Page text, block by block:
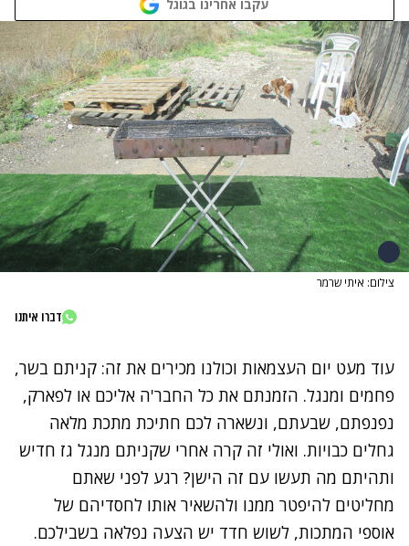
עקבו אחרינו בגוגל
צילום: איתי שרמר
דברו איתנו
עוד מעט יום העצמאות וכולנו מכירים את זה: קניתם בשר,
פחמים ומנגל. הזמנתם את כל החבר'ה אליכם או לפארק,
נפנפתם, שבעתם, ונשארה לכם חתיכת מתכת מלאה
גחלים כבויות. ואולי זה קרה אחרי שקניתם מנגל גז חדיש
ותהיתם מה תעשו עם זה הישן? רגע לפני שאתם
מחליטים להיפטר ממנו ולהשאיר אותו לחסדיהם של
אוספי המתכות, לשוש חדד יש הצעה נפלאה בשבילכם.